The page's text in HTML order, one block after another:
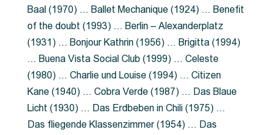
Baal (1970) … Ballet Mechanique (1924) … Benefit
of the doubt (1993) … Berlin – Alexanderplatz
(1931) … Bonjour Kathrin (1956) … Brigitta (1994)
… Buena Vista Social Club (1999) … Celeste
(1980) … Charlie und Louise (1994) … Citizen
Kane (1940) … Cobra Verde (1987) … Das Blaue
Licht (1930) … Das Erdbeben in Chili (1975) …
Das fliegende Klassenzimmer (1954) … Das